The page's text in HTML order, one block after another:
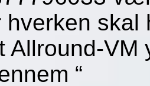
hverken
Allround-
“